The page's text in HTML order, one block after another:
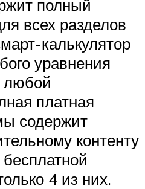
полный
всех разделов
калькулятор
уравнения
любой
платная
содержит
контенту
4 из них.